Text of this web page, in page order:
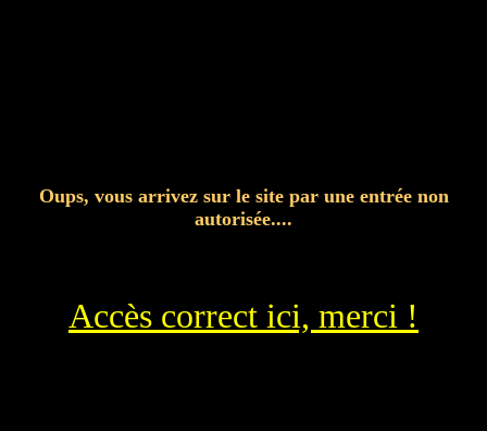
Oups, vous arrivez sur le site par une entrée non
autorisée....
Accès correct ici, merci !